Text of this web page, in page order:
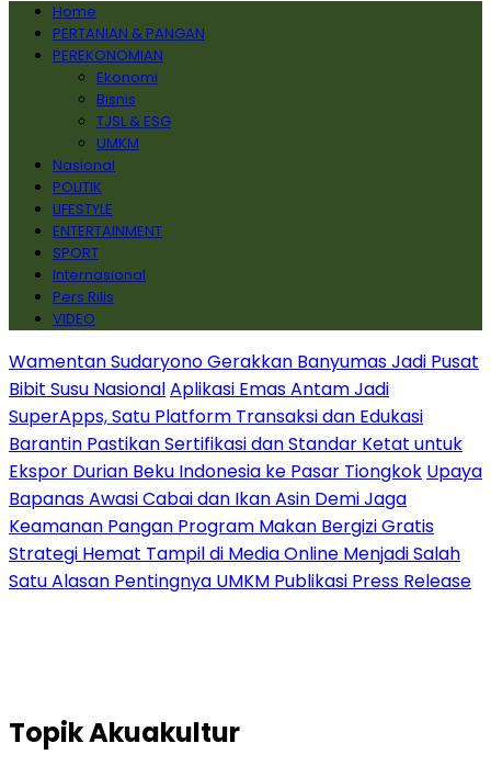
Home
PERTANIAN & PANGAN
PEREKONOMIAN
Ekonomi
Bisnis
TJSL & ESG
UMKM
Nasional
POLITIK
LIFESTYLE
ENTERTAINMENT
SPORT
Internasional
Pers Rilis
VIDEO
Wamentan Sudaryono Gerakkan Banyumas Jadi Pusat
Bibit Susu NasionalAplikasi Emas Antam Jadi
SuperApps, Satu Platform Transaksi dan Edukasi
Barantin Pastikan Sertifikasi dan Standar Ketat untuk
Ekspor Durian Beku Indonesia ke Pasar Tiongkok Upaya
Bapanas Awasi Cabai dan Ikan Asin Demi Jaga
Keamanan Pangan Program Makan Bergizi Gratis
Strategi Hemat Tampil di Media Online Menjadi Salah
Satu Alasan Pentingnya UMKM Publikasi Press Release
TopikAkuakultur